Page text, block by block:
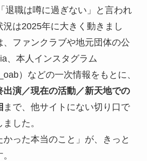
退職は噂に過ぎない」と言われ
は2025年に大きく動きまし
、ファンクラブや地元団体の公
、本人インスタグラム
）などの一次情報をもとに、
出演／現在の活動／新天地での
まで、他サイトにない切り口で
した。
った本当のこと」が、きっと